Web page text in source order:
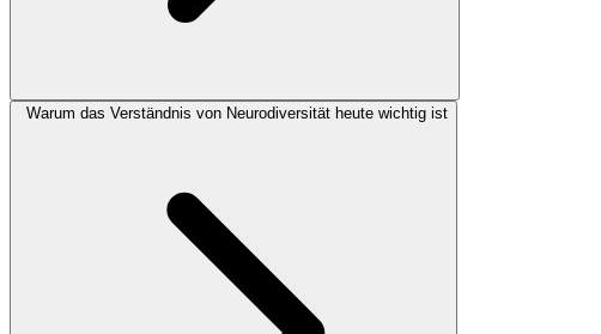
Warum das Verständnis von Neurodiversität heute wichtig ist